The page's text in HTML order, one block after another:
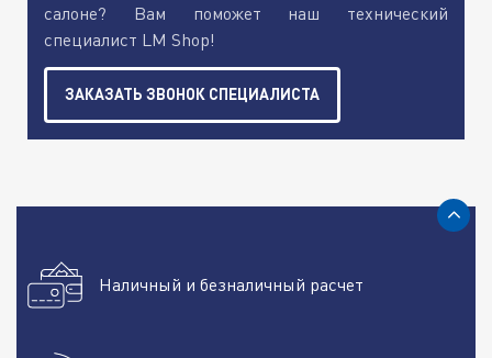
салоне? Вам поможет наш технический
специалист LM Shop!
ЗАКАЗАТЬ ЗВОНОК СПЕЦИАЛИСТА
Наличный и безналичный расчет